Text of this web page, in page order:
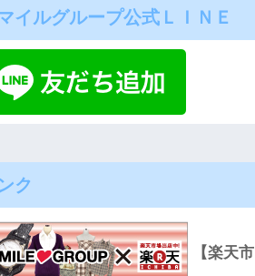
イルグループ公式ＬＩＮＥ
ク
【楽天市